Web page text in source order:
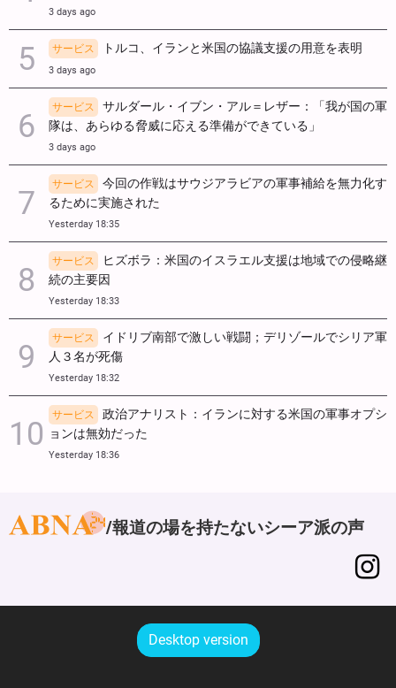
3 days ago
サービス トルコ、イランと米国の協議支援の用意を表明
3 days ago
サービス
サルダール・イブン・アル＝レザー：「我が国の軍
隊は、あらゆる脅威に応える準備ができている」
3 days ago
サービス
今回の作戦はサウジアラビアの軍事補給を無力化す
るために実施された
Yesterday 18:35
サービス
ヒズボラ：米国のイスラエル支援は地域での侵略継
続の主要因
Yesterday 18:33
サービス
イドリブ南部で激しい戦闘；デリゾールでシリア軍
人３名が死傷
Yesterday 18:32
サービス
政治アナリスト：イランに対する米国の軍事オプシ
ョンは無効だった
Yesterday 18:36
報道の場を持たないシーア派の声
Desktop version